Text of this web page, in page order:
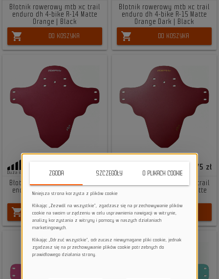
Błotnik rowerowy mtb xc trail
enduro dh 4-bike R-14 Matte
Orange | Black
shopping_cart DO KOSZYKA
Błotnik rowerowy mtb xc trail
enduro dh 4-bike R-15 Matte
Orange Dark | Black
shopping_cart DO KOSZYKA
Duża ilość
Błotnik rowerowy mtb xc trail
enduro dh 4-bike R-16 Matte
Metallic Cherry | Black
shopping_cart DO KOSZYKA
Duża ilość
38,75 zł
Błotnik rowerowy mtb xc trail
enduro dh 4-bike R-17 Matte
shopping_cart DO KOSZYKA
ZGODA SZCZEGÓŁY O PLIKACH COOKIE
Niniejsza strona korzysta z plików cookie
Klikając „Zezwól na wszystkie”, zgadzasz się na przechowywanie plików
cookie na swoim urządzeniu w celu usprawnienia nawigacji w witrynie,
analizy korzystania z witryny i pomocy w naszych działaniach
marketingowych.
Klikając „Odrzuć wszystkie”, odrzucasz niewymagane pliki cookie, jednak
zgadzasz się na przechowywanie plików cookie potrzebnych do
prawidłowego działania strony.